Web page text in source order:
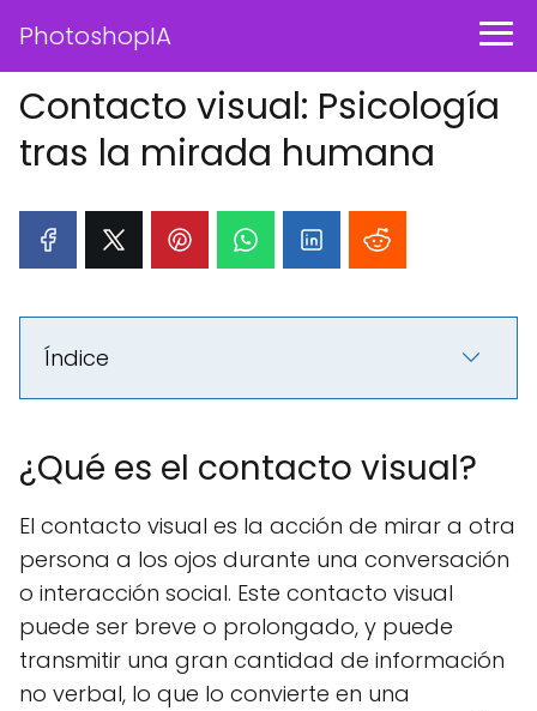
PhotoshopIA
Contacto visual: Psicología
tras la mirada humana
Índice
¿Qué es el contacto visual?
El contacto visual es la acción de mirar a otra
persona a los ojos durante una conversación
o interacción social. Este contacto visual
puede ser breve o prolongado, y puede
transmitir una gran cantidad de información
no verbal, lo que lo convierte en una